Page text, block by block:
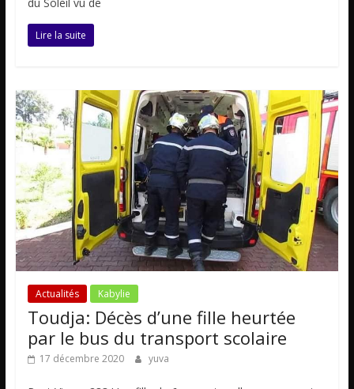
Lire la suite
Actualités Kabylie
Toudja: Décès d’une fille heurtée
par le bus du transport scolaire
17 décembre 2020 yuva